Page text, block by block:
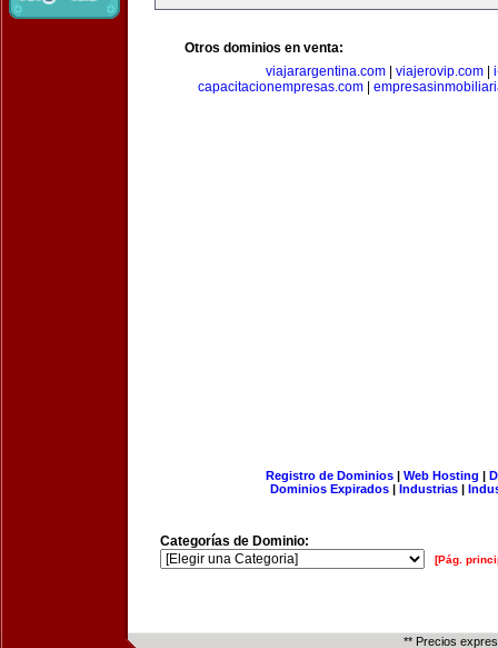
Otros dominios en venta:
viajarargentina.com| viajerovip.com|
capacitacionempresas.com|
Registro de Dominios| Web Hosting |
Dominios Expirados | Industrias |
Categorías de Dominio:
[Pág.
** Precios